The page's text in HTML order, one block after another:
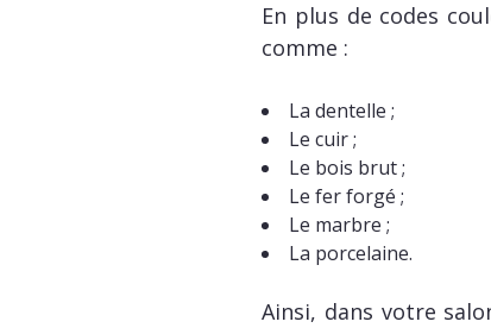
En plus de codes
comme :
La dentelle ;
Le cuir ;
Le bois brut ;
Le fer forgé ;
Le marbre ;
La porcelaine.
Ainsi, dans votre